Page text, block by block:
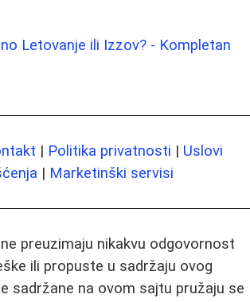
Letovanje ili Izzov? - Kompletan
| Politika privatnosti | Uslovi
| Marketinški servisi
preuzimaju nikakvu odgovornost
ili propuste u sadržaju ovog
sadržane na ovom sajtu pružaju se